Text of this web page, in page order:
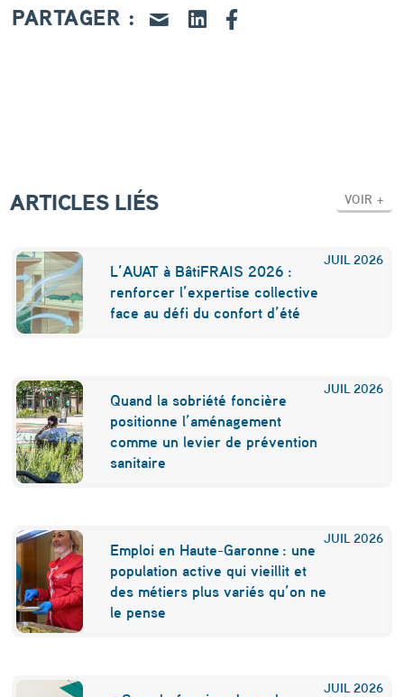
x
t
e
s
,
n
p
r
o
e
t
u
r
PARTAGER :
ARTICLES LIÉS VOIR +
JUIL 2026
L’AUAT à BâtiFRAIS 2026 :
renforcer l’expertise collective
face au défi du confort d’été
JUIL 2026
Quand la sobriété foncière
positionne l’aménagement
comme un levier de prévention
sanitaire
JUIL 2026
Emploi en Haute-Garonne : une
population active qui vieillit et
des métiers plus variés qu’on ne
le pense
JUIL 2026